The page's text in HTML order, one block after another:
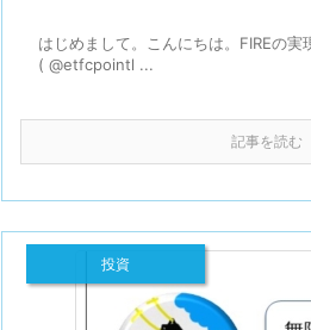
はじめまして。こんにちは。FIREの実
( @etfcpointl ...
記事を読む
投資